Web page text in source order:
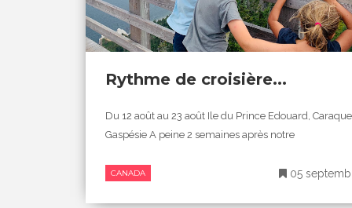
Rythme de croisière...
Du 12 août au 23 août Ile du Prince Edouard,
Gaspésie A peine 2 semaines après notre
CANADA 05